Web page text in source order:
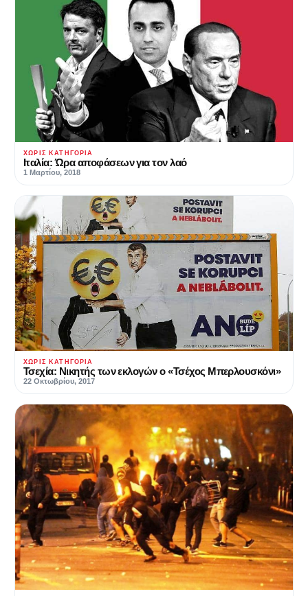
ΧΩΡΊΣ ΚΑΤΗΓΟΡΊΑ
Ιταλία: Ώρα αποφάσεων για τον λαό
1 Μαρτίου, 2018
ΧΩΡΊΣ ΚΑΤΗΓΟΡΊΑ
Τσεχία: Νικητής των εκλογών ο «Τσέχος Μπερλουσκόνι»
22 Οκτωβρίου, 2017